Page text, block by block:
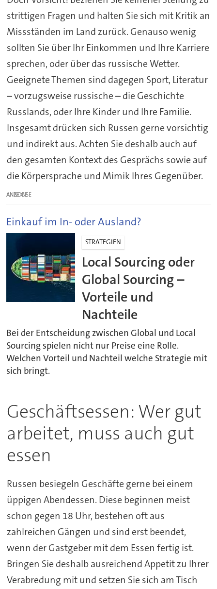
strittigen Fragen und halten Sie sich mit Kritik an
Missständen im Land zurück. Genauso wenig
sollten Sie über Ihr Einkommen und Ihre Karriere
sprechen, oder über das russische Wetter.
Geeignete Themen sind dagegen Sport, Literatur
– vorzugsweise russische – die Geschichte
Russlands, oder Ihre Kinder und Ihre Familie.
Insgesamt drücken sich Russen gerne vorsichtig
und indirekt aus. Achten Sie deshalb auch auf
den gesamten Kontext des Gesprächs sowie auf
die Körpersprache und Mimik Ihres Gegenüber.
ANZEIGE
Einkauf im In- oder Ausland?
STRATEGIEN
Local Sourcing oder
Global Sourcing –
Vorteile und
Nachteile
Bei der Entscheidung zwischen Global und Local
Sourcing spielen nicht nur Preise eine Rolle.
Welchen Vorteil und Nachteil welche Strategie mit
sich bringt.
Geschäftsessen: Wer gut
arbeitet, muss auch gut
essen
Russen besiegeln Geschäfte gerne bei einem
üppigen Abendessen. Diese beginnen meist
schon gegen 18 Uhr, bestehen oft aus
zahlreichen Gängen und sind erst beendet,
wenn der Gastgeber mit dem Essen fertig ist.
Bringen Sie deshalb ausreichend Appetit zu Ihrer
Verabredung mit und setzen Sie sich am Tisch